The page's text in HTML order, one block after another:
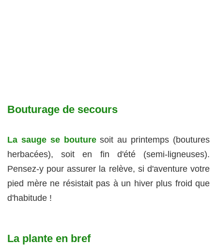
Bouturage de secours
La sauge se bouturesoit au printemps (boutures
herbacées), soit en fin d'été (semi-ligneuses).
Pensez-y pour assurer la relève, si d'aventure votre
pied mère ne résistait pas à un hiver plus froid que
d'habitude !
La plante en bref